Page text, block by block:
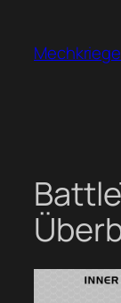
springen